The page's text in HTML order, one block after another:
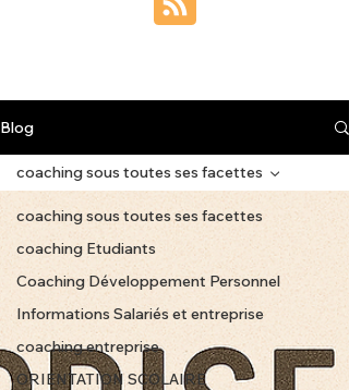
Blog
coaching sous toutes ses facettes
coaching Etudiants
Coaching Développement Personnel
Informations Salariés et entreprise
coaching entreprise
ORIENTATION SCOLAIRE
coaching sous toutes ses facettes